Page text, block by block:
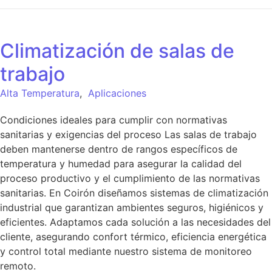
Climatización de salas de
trabajo
Alta Temperatura, Aplicaciones
Condiciones ideales para cumplir con normativas
sanitarias y exigencias del proceso Las salas de trabajo
deben mantenerse dentro de rangos específicos de
temperatura y humedad para asegurar la calidad del
proceso productivo y el cumplimiento de las normativas
sanitarias. En Coirón diseñamos sistemas de climatización
industrial que garantizan ambientes seguros, higiénicos y
eficientes. Adaptamos cada solución a las necesidades del
cliente, asegurando confort térmico, eficiencia energética
y control total mediante nuestro sistema de monitoreo
remoto.